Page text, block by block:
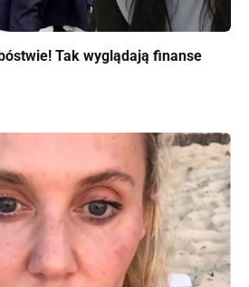
Tak wyglądają finanse